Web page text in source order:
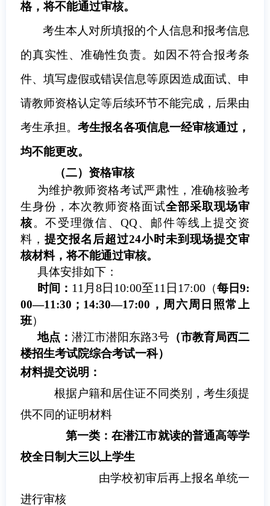
格，将不能通过审核。
考生本人对所填报的个人信息和报考信息
的真实性、准确性负责。如因不符合报考条
件、填写虚假或错误信息等原因造成面试、申
请教师资格认定等后续环节不能完成，后果由
考生承担。 考生报名各项信息一经审核通过，
均不能更改。
（二） 资格审核
为维护教师资格考试严肃性，准确核验考
生身份，本次教师资格面试全部采取现场审
核。不受理微信、QQ、邮件等线上提交资
料， 提交报名后超过24小时未到现场提交审
核材料，将不能通过审核。
具体安排如下：
时间： 11月8日10:00至11 日17:00 （每日9:
00—11:30 ；14:30—17:00，周六周日 照常上
班）
地点： 潜江市潜阳东路3号 （市教育局西二
楼招生考试院综合考试一科）
材料提交说明：
根据户籍和居住证不同类别，考生须提
供不同的证明材料
第一类：在潜江市就读的普通高等学
校全日制大三以上学生
由学校初审后再上报名单统一
进行审核